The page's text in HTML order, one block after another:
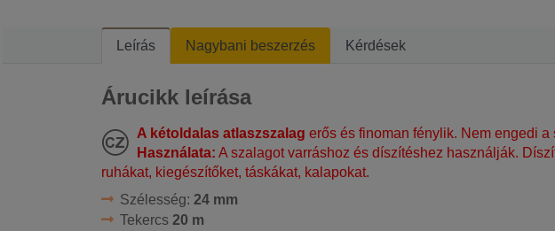
Leírás Nagybani beszerzés Kérdések
Árucikk leírása
A kétoldalas atlaszszalag erős és finoman fénylik. Nem engedi a
Használata: A szalagot varráshoz és díszítéshez használják.
ruhákat, kiegészítőket, táskákat, kalapokat.
Szélesség: 24 mm
Tekercs 20 m